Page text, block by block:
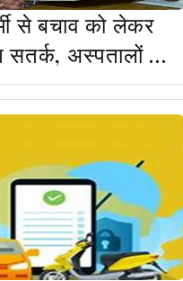
से बचाव को लेकर
सतर्क, अस्पतालों को